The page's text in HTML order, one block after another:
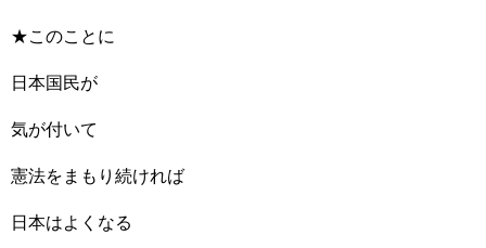
★このことに
日本国民が
気が付いて
憲法をまもり続ければ
日本はよくなる